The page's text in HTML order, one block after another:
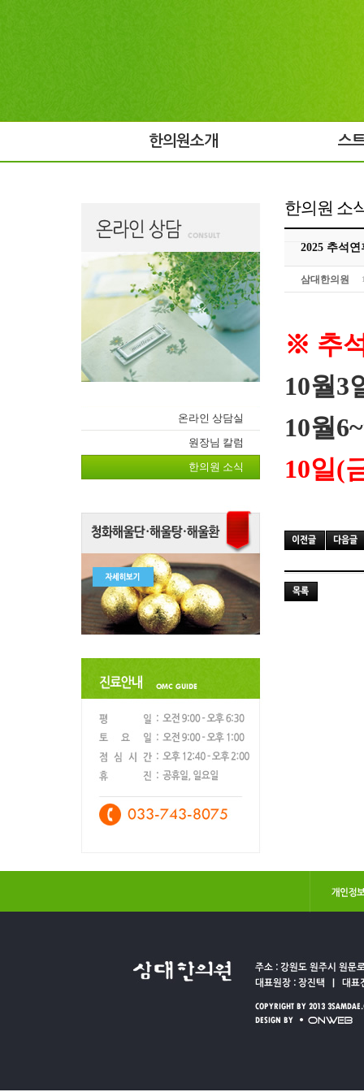
한의원소개 스
온라인 상담실
원장님 칼럼
한의원 소식
한의원 소
2025 추석
삼대한의원
※ 추
10월3
10월
10일(